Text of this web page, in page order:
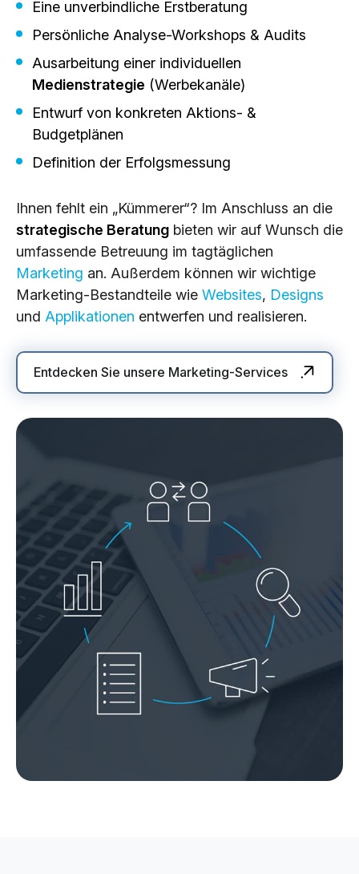
Eine unverbindliche Erstberatung
Persönliche Analyse-Workshops & Audits
Ausarbeitung einer individuellen
Medienstrategie (Werbekanäle)
Entwurf von konkreten Aktions- &
Budgetplänen
Definition der Erfolgsmessung
Ihnen fehlt ein „Kümmerer“? Im Anschluss an die
strategische Beratung bieten wir auf Wunsch die
umfassende Betreuung im tagtäglichen
Marketing an. Außerdem können wir wichtige
Marketing-Bestandteile wie Websites, Designs
und Applikationen entwerfen und realisieren.
Entdecken Sie unsere Marketing-Services